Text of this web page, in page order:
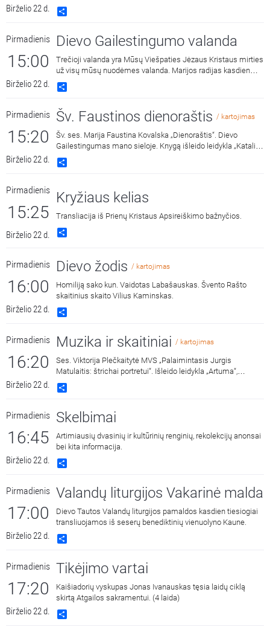
Birželio 22 d.
„Septynaukštis kalnas“, išleido „Katalikų pasaulio leidiniai“,
2011 m. ir „Jonos ženklas“, išleido „Katalikų pasaulio leidiniai“,
Pirmadienis
15:00
Birželio 22 d.
Dievo Gailestingumo valanda
Trečioji valanda yra Mūsų Viešpaties Jėzaus Kristaus mirties
už visų mūsų nuodėmes valanda. Marijos radijas kasdien
15:00 ir 3:00 kviečia melstis drauge kalbant Dievo
Gailestingumo vainikėlį ir litaniją bei pasiklausyti ištraukų iš
Dievo Gailestingumo šventovės Vilniuje, kur saugomas ir
šv. Faustinos regėjimus.
Pirmadienis
15:20
Birželio 22 d.
Šv. Faustinos dienoraštis / kartojimas
Šv. ses. Marija Faustina Kovalska „Dienoraštis“. Dievo
Gailestingumas mano sieloje. Knygą išleido leidykla „Katalikų
pasaulio leidiniai“, 2014 m.
Pirmadienis
15:25
Birželio 22 d.
Kryžiaus kelias
Transliacija iš Prienų Kristaus Apsireiškimo bažnyčios.
Pirmadienis
16:00
Birželio 22 d.
Dievo žodis / kartojimas
Homiliją sako kun. Vaidotas Labašauskas. Švento Rašto
skaitinius skaito Vilius Kaminskas.
Pirmadienis
16:20
Birželio 22 d.
Muzika ir skaitiniai / kartojimas
Ses. Viktorija Plečkaitytė MVS „Palaimintasis Jurgis
Matulaitis: štrichai portretui“. Išleido leidykla „Artuma“,
2022 m. Skaito aktorė Aldona Bendoriūtė.
Pirmadienis
16:45
Birželio 22 d.
Skelbimai
Artimiausių dvasinių ir kultūrinių renginių, rekolekcijų anonsai
bei kita informacija.
Pirmadienis
17:00
Birželio 22 d.
Valandų liturgijos Vakarinė malda
Dievo Tautos Valandų liturgijos pamaldos kasdien tiesiogiai
transliuojamos iš seserų benediktinių vienuolyno Kaune.
Pirmadienis
17:20
Birželio 22 d.
Tikėjimo vartai
Kaišiadorių vyskupas Jonas Ivanauskas tęsia laidų ciklą
skirtą Atgailos sakramentui. (4 laida)